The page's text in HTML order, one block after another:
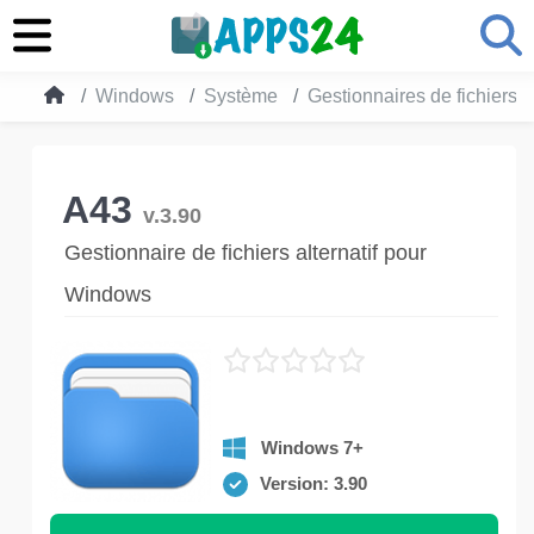
Windows Système Gestionnaires de fichiers
A43 v.3.90
Gestionnaire de fichiers alternatif pour
Windows
Windows 7+
Version: 3.90